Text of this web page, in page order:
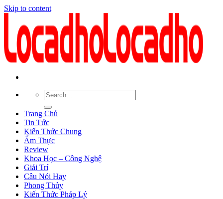
Skip to content
Trang Chủ
Tin Tức
Kiến Thức Chung
Ẩm Thực
Review
Khoa Học – Công Nghệ
Giải Trí
Câu Nói Hay
Phong Thủy
Kiến Thức Pháp Lý